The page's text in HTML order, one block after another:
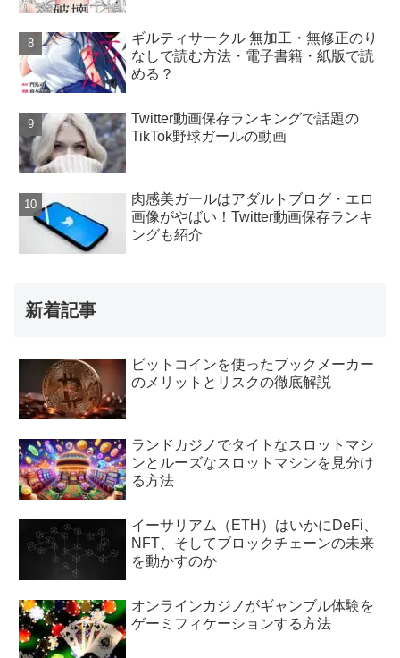
ギルティサークル 無加工・無修正のり
なしで読む方法・電子書籍・紙版で読
める？
Twitter動画保存ランキングで話題の
TikTok野球ガールの動画
肉感美ガールはアダルトブログ・エロ
画像がやばい！Twitter動画保存ランキ
ングも紹介
新着記事
ビットコインを使ったブックメーカー
のメリットとリスクの徹底解説
ランドカジノでタイトなスロットマシ
ンとルーズなスロットマシンを見分け
る方法
イーサリアム（ETH）はいかにDeFi、
NFT、そしてブロックチェーンの未来
を動かすのか
オンラインカジノがギャンブル体験を
ゲーミフィケーションする方法